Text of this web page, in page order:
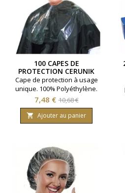
100 CAPES DE
PROTECTION CERUNIK
USAGE UNIQUE
Cape de protection à usage
unique. 100% Polyéthylène.
Sachet de 100 unités.
Prix
7,48 € Prix
de
base
10,68 €
 Ajouter au panier